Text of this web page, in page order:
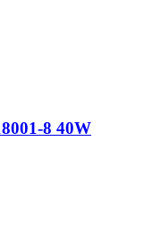
8 40W